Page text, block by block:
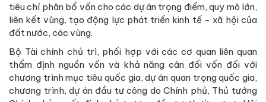
tiêu chí phân bổ vốn cho các dự án trọng điểm, quy mô lớn,
liên kết vùng, tạo động lực phát triển kinh tế - xã hội của
đất nước, các vùng.
Bộ Tài chính chủ trì, phối hợp với các cơ quan liên quan
thẩm định nguồn vốn và khả năng cân đối vốn đối với
chương trình mục tiêu quốc gia, dự án quan trọng quốc gia,
chương trình, dự án đầu tư công do Chính phủ, Thủ tướng